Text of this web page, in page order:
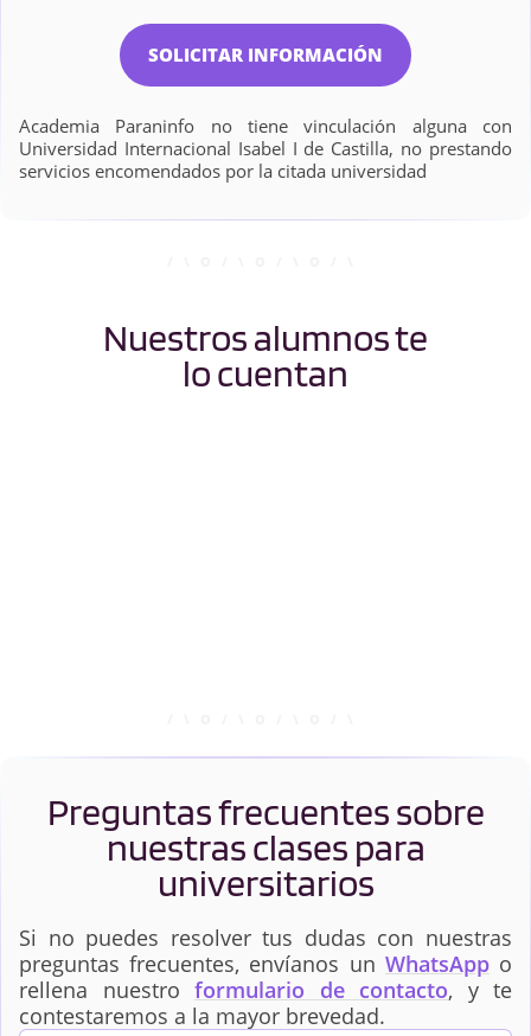
SOLICITAR INFORMACIÓN
Academia Paraninfo no tiene vinculación alguna con
Universidad Internacional Isabel I de Castilla, no prestando
servicios encomendados por la citada universidad
Nuestros alumnos te
lo cuentan
Preguntas frecuentes sobre
nuestras clases para
universitarios
Si no puedes resolver tus dudas con nuestras
preguntas frecuentes, envíanos un WhatsAppo
rellena nuestro formulario de contacto, y te
contestaremos a la mayor brevedad.